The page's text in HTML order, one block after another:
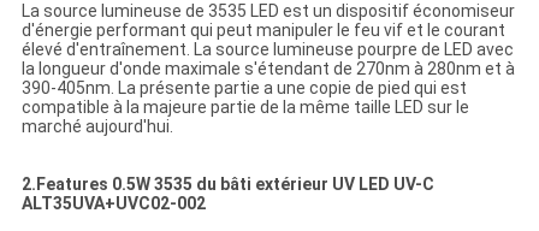
La source lumineuse de 3535 LED est un dispositif économiseur
d'énergie performant qui peut manipuler le feu vif et le courant
élevé d'entraînement. La source lumineuse pourpre de LED avec
la longueur d'onde maximale s'étendant de 270nm à 280nm et à
390-405nm. La présente partie a une copie de pied qui est
compatible à la majeure partie de la même taille LED sur le
marché aujourd'hui.
2.Features 0.5W 3535 du bâti extérieur UV LED UV-C
ALT35UVA+UVC02-002